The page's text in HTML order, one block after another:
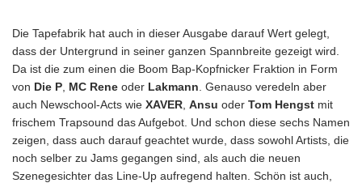
Die Tapefabrik hat auch in dieser Ausgabe darauf Wert gelegt,
dass der Untergrund in seiner ganzen Spannbreite gezeigt wird.
Da ist die zum einen die Boom Bap-Kopfnicker Fraktion in Form
von Die P MC Rene oder Lakmann . Genauso veredeln aber
auch Newschool-Acts wie XAVER Ansu oder Tom Hengst mit
frischem Trapsound das Aufgebot. Und schon diese sechs Namen
zeigen, dass auch darauf geachtet wurde, dass sowohl Artists, die
noch selber zu Jams gegangen sind, als auch die neuen
Szenegesichter das Line-Up aufregend halten. Schön ist auch,